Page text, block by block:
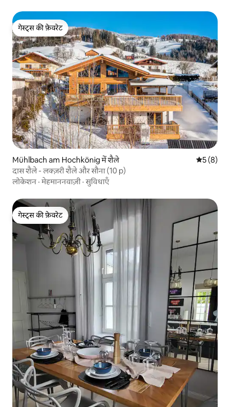
गेस्ट्स की फ़ेवरेट
गेस्ट्स की फ़ेवरेट
Mühlbach am Hochkönig में शैले औसत रेटिंग
5 (8)
दास शैले - लक्ज़री शैले और सौना (10 p)
लोकेशन ·मेहमाननवाज़ी ·सुविधाएँ
गेस्ट्स की फ़ेवरेट
गेस्ट्स की फ़ेवरेट